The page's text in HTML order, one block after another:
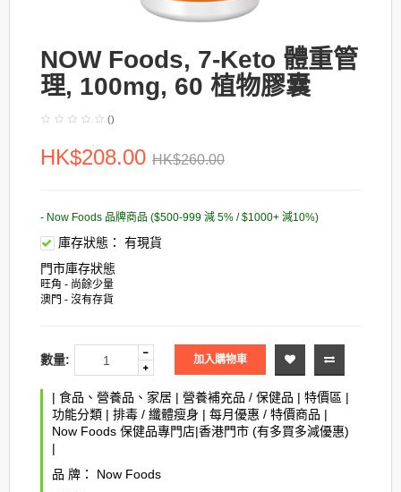
NOW Foods, 7-Keto 體重管
理, 100mg, 60 植物膠囊
()
HK$208.00 HK$260.00
- Now Foods 品牌商品 ($500-999 減 5% / $1000+ 減10%)
庫存狀態：
有現貨
門市庫存狀態
旺角 - 尚餘少量
澳門 - 沒有存貨
數量: 加入購物車
| 食品、營養品、家居 | 營養補充品 / 保健品 | 特價區 |
功能分類 | 排毒 / 纖體瘦身 | 每月優惠 / 特價商品 |
Now Foods 保健品專門店|香港門市 (有多買多減優惠)
|
品 牌：
Now Foods